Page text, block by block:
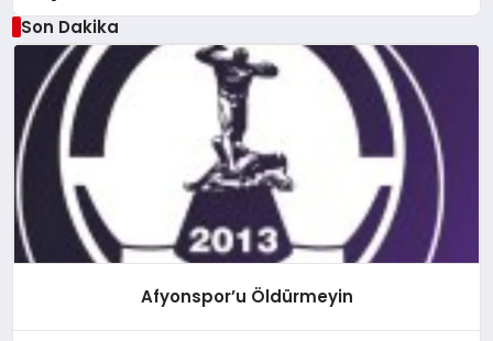
Son Dakika
Afyonspor’u Öldürmeyin